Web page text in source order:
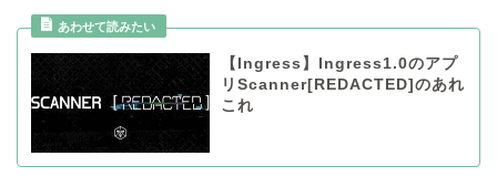
【Ingress】Ingress1.0のアプ
リScanner[REDACTED]のあれ
これ